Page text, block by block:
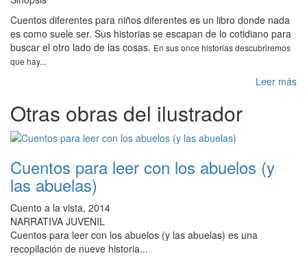
Cuentos diferentes para niños diferentes es un libro donde nada
es como suele ser. Sus historias se escapan de lo cotidiano para
buscar el otro lado de las cosas. En sus once historias descubriremos
que hay...
Leer más
Otras obras del ilustrador
Cuentos para leer con los abuelos (y
las abuelas)
Cuento a la vista, 2014
NARRATIVA JUVENIL
Cuentos para leer con los abuelos (y las abuelas) es una
recopilación de nueve historia...